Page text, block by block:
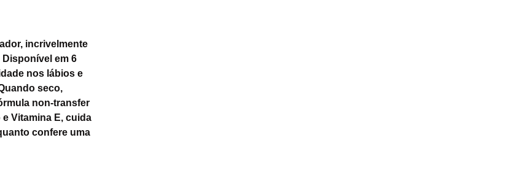
incrivelmente
em 6
nos lábios e
seco,
non-transfer
Vitamina E, cuida
confere uma